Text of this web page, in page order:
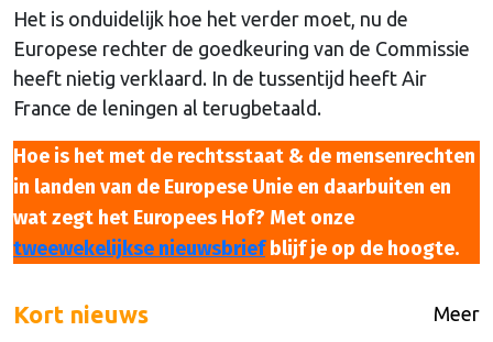
Het is onduidelijk hoe het verder moet, nu de
Europese rechter de goedkeuring van de Commissie
heeft nietig verklaard. In de tussentijd heeft Air
France de leningen al terugbetaald.
Hoe is het met de rechtsstaat & de mensenrechten
in landen van de Europese Unie en daarbuiten en
wat zegt het Europees Hof? Met onze
tweewekelijkse nieuwsbriefblijf je op de hoogte.
Kort nieuws Meer